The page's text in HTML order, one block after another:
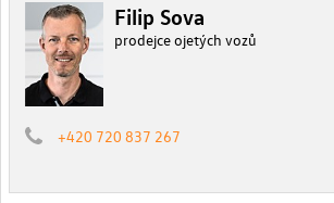
Filip Sova
prodejce ojetých vozů
+420 720 837 267